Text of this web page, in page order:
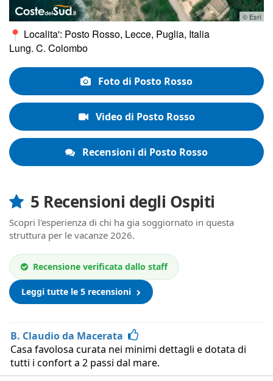
© Esri
Localita': Posto Rosso, Lecce, Puglia, Italia
Lung. C. Colombo
Foto di Posto Rosso
Video di Posto Rosso
Recensioni di Posto Rosso
5 Recensioni degli Ospiti
Scopri l'esperienza di chi ha gia soggiornato in questa
struttura per le vacanze 2026.
Recensione verificata dallo staff
Leggi tutte le 5 recensioni
B. Claudio da Macerata
Casa favolosa curata nei minimi dettagli e dotata di
tutti i confort a 2 passi dal mare.